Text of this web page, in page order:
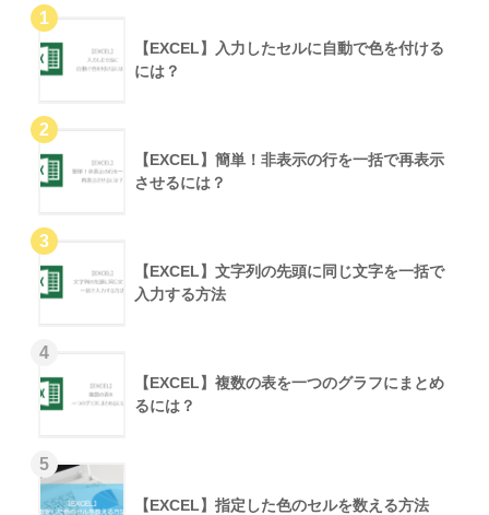
【EXCEL】入力したセルに自動で色を付ける
には？
【EXCEL】簡単！非表示の行を一括で再表示
させるには？
【EXCEL】文字列の先頭に同じ文字を一括で
入力する方法
【EXCEL】複数の表を一つのグラフにまとめ
るには？
【EXCEL】指定した色のセルを数える方法